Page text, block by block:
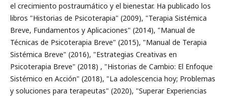
el crecimiento postraumático y el bienestar. Ha publicado los
libros "Historias de Psicoterapia" (2009), "Terapia Sistémica
Breve, Fundamentos y Aplicaciones" (2014), "Manual de
Técnicas de Psicoterapia Breve" (2015), "Manual de Terapia
Sistémica Breve" (2016), "Estrategias Creativas en
Psicoterapia Breve" (2018) , "Historias de Cambio: El Enfoque
Sistémico en Acción" (2018), "La adolescencia hoy; Problemas
y soluciones para terapeutas" (2020), "Superar Experiencias